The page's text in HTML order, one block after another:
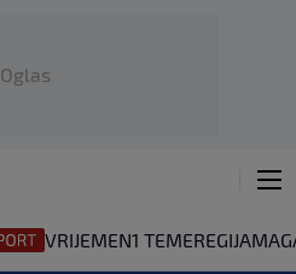
Oglas
VRIJEMEN1 TEMEREGIJA